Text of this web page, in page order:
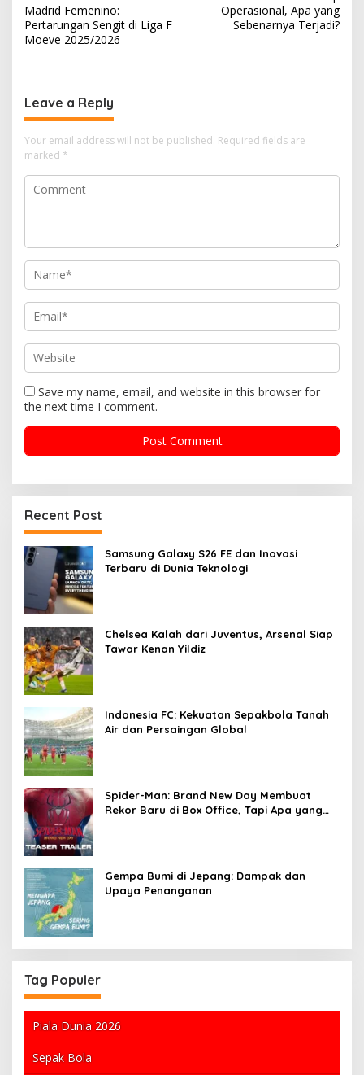
o
s
t
a
v
i
g
a
o
n
Madrid Femenino:
Pertarungan Sengit di Liga F
Moeve 2025/2026
Operasional, Apa yang
Sebenarnya Terjadi?
Leave a Reply
Your email address will not be published. Required fields are
marked *
Save my name, email, and website in this browser for
the next time I comment.
Recent Post
Samsung Galaxy S26 FE dan Inovasi
Terbaru di Dunia Teknologi
Chelsea Kalah dari Juventus, Arsenal Siap
Tawar Kenan Yildiz
Indonesia FC: Kekuatan Sepakbola Tanah
Air dan Persaingan Global
Spider-Man: Brand New Day Membuat
Rekor Baru di Box Office, Tapi Apa yang
Gempa Bumi di Jepang: Dampak dan
Upaya Penanganan
Tag Populer
Piala Dunia 2026
Sepak Bola